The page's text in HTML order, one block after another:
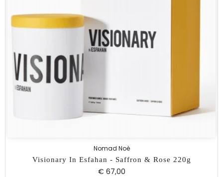
Nomad Noè
Visionary In Esfahan - Saffron & Rose 220g
€ 67,00